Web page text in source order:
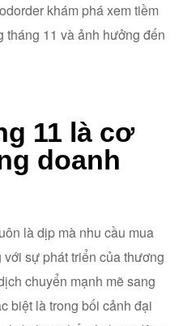
khám phá xem tiềm
tháng 11 và ảnh hưởng đến
11 là cơ
doanh
là dịp mà nhu cầu mua
sự phát triển của thương
chuyển mạnh mẽ sang
biệt là trong bối cảnh đại